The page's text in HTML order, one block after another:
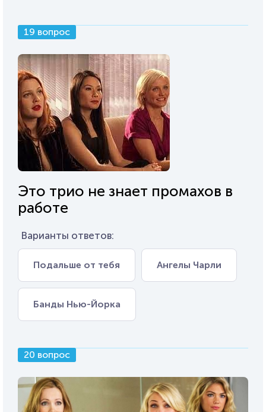
19 вопрос
Это трио не знает промахов в
работе
Варианты ответов:
Подальше от тебя Ангелы Чарли
Банды Нью-Йорка
20 вопрос